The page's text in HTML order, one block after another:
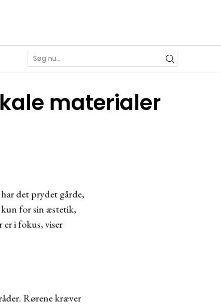
materialer
det prydet gårde,
kun for sin æstetik,
i fokus, viser
Rørene kræver